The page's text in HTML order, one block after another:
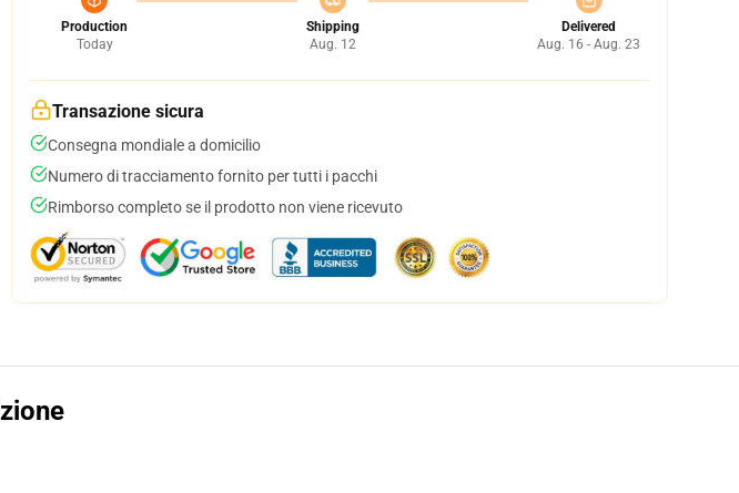
Production
Today
Shipping
Aug. 12
Delivered
Aug. 16 - Aug. 23
Transazione sicura
Consegna mondiale a domicilio
Numero di tracciamento fornito per tutti i pacchi
Rimborso completo se il prodotto non viene ricevuto